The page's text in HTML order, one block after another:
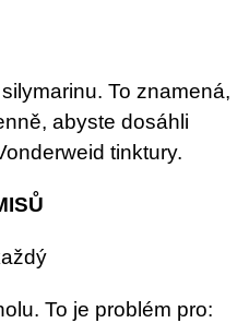
To znamená,
abyste dosáhli
tinktury.
To je problém pro: